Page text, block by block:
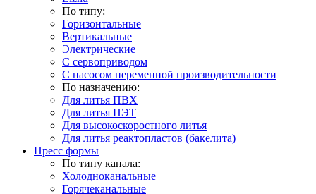
По типу:
Горизонтальные
Вертикальные
Электрические
С сервоприводом
С насосом переменной производительности
По назначению:
Для литья ПВХ
Для литья ПЭТ
Для высокоскоростного литья
Для литья реактопластов (бакелита)
Пресс формы
По типу канала:
Холодноканальные
Горячеканальные